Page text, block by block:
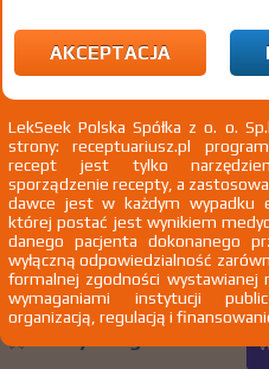
L89 Owrzodzenie
Actisept
Polyvidoni iodum
krem 100 mg/g 1 op. 1 g
Na skórę
AKCEPTACJA
LekSeek Polska Spółka z o. o.
strony: receptuariusz.pl
recept jest tylko
sporządzenie recepty, a
dawce jest w każdym wypadku
której postać jest wynikiem
danego pacjenta dokonanego
wyłączną odpowiedzialność
formalnej zgodności wystawianej
wymaganiami instytucji
organizacją, regulacją i